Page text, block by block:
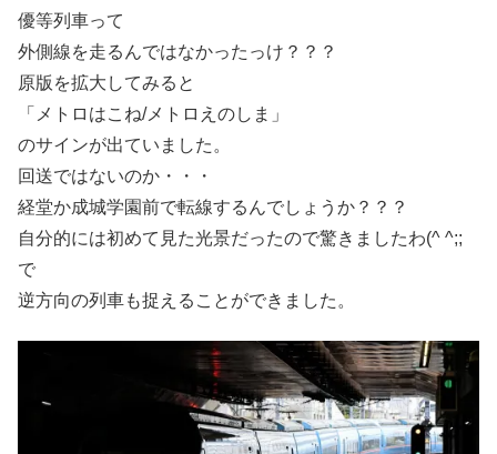
優等列車って
外側線を走るんではなかったっけ？？？
原版を拡大してみると
「メトロはこね/メトロえのしま」
のサインが出ていました。
回送ではないのか・・・
経堂か成城学園前で転線するんでしょうか？？？
自分的には初めて見た光景だったので驚きましたわ(^ ^;;
で
逆方向の列車も捉えることができました。